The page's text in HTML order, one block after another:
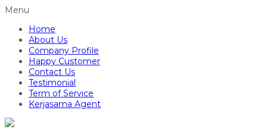
Menu
Home
About Us
Company Profile
Happy Customer
Contact Us
Testimonial
Term of Service
Kerjasama Agent